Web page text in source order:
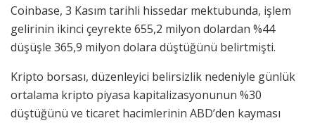
Coinbase, 3 Kasım tarihli hissedar mektubunda, işlem
gelirinin ikinci çeyrekte 655,2 milyon dolardan %44
düşüşle 365,9 milyon dolara düştüğünü belirtmişti.
Kripto borsası, düzenleyici belirsizlik nedeniyle günlük
ortalama kripto piyasa kapitalizasyonunun %30
düştüğünü ve ticaret hacimlerinin ABD’den kayması